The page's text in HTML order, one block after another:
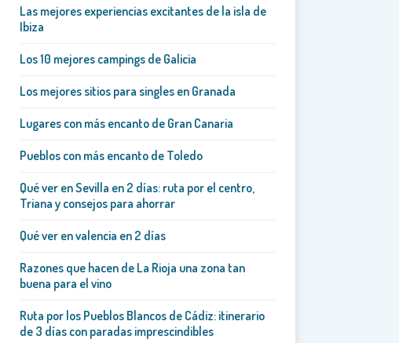
Las mejores experiencias excitantes de la isla de
Ibiza
Los 10 mejores campings de Galicia
Los mejores sitios para singles en Granada
Lugares con más encanto de Gran Canaria
Pueblos con más encanto de Toledo
Qué ver en Sevilla en 2 días: ruta por el centro,
Triana y consejos para ahorrar
Qué ver en valencia en 2 días
Razones que hacen de La Rioja una zona tan
buena para el vino
Ruta por los Pueblos Blancos de Cádiz: itinerario
de 3 días con paradas imprescindibles